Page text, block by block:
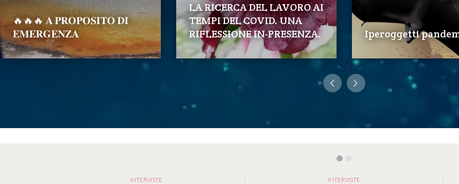
🔥🔥🔥 𝐀 𝐏𝐑𝐎𝐏𝐎𝐒𝐈𝐓𝐎 𝐃𝐈
𝐄𝐌𝐄𝐑𝐆𝐄𝐍𝐙𝐀
LA RICERCA DEL LAVORO AI
TEMPI DEL COVID. UNA
RIFLESSIONE IN-PRESENZA.
Iperoggetti
INTERVISTE INTERVISTE